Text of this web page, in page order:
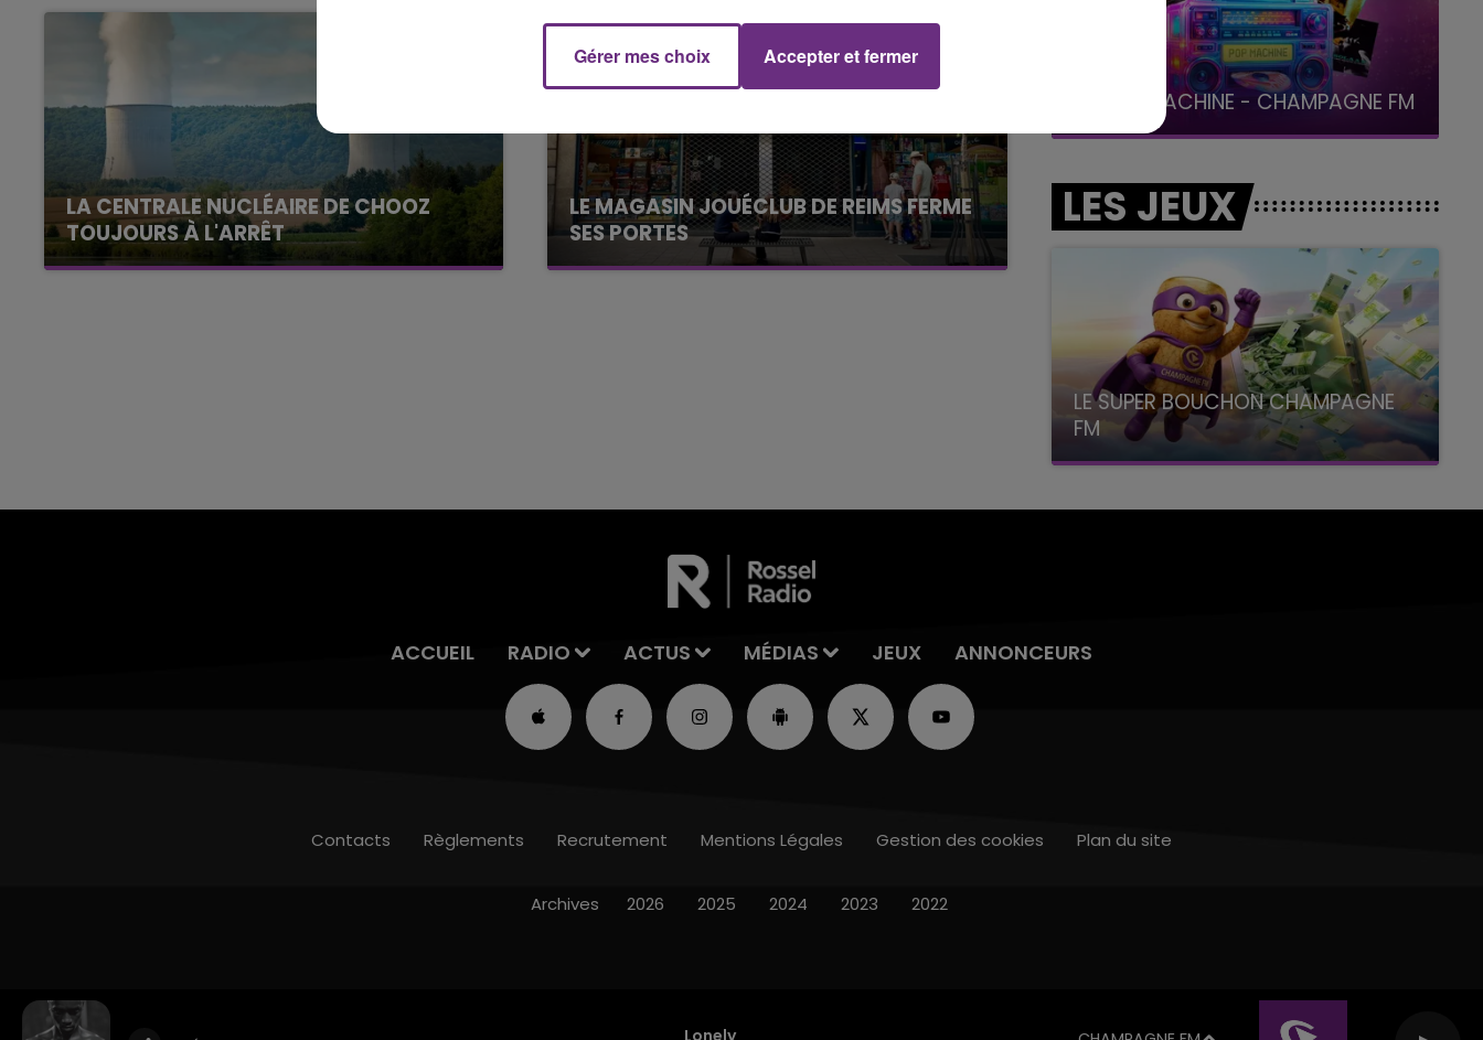
LA CENTRALE NUCLÉAIRE DE CHOOZ
TOUJOURS À L'ARRÊT
Cela fait déjà une semaine que la centrale
LE MAGASIN JOUÉCLUB DE REIMS FERME
SES PORTES
C'était l'une des institutions du centre-ville
La Radio Pop LA POP MACHINE - CHAMPAGNE FM
LES JEUX
LE SUPER BOUCHON CHAMPAGNE
FM
avec La Famille Champagne FM, à 8H10
ACCUEIL RADIO ACTUS MÉDIAS JEUX ANNONCEURS
Lonely
Contacts Règlements Recrutement Mentions Légales Gestion des cookies Plan du site
Archives 2026 2025 2024 2023 2022
Gérer mes choix Accepter et fermer